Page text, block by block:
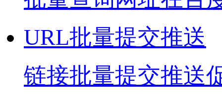
URL批量提交推送
链接批量提交推送